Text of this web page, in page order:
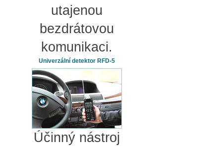
utajenou
bezdrátovou
komunikaci.
Univerzální detektor RFD-5
Účinný nástroj